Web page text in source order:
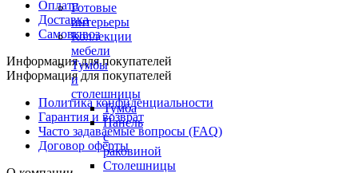
Готовые
интерьеры
Коллекции
мебели
Тумбы
и
столешницы
Тумба
Панель
с
раковиной
Столешницы
Оплата
Доставка
Самовывоз
Информация для покупателей
Информация для покупателей
Политика конфиденциальности
Гарантия и возврат
Часто задаваемые вопросы (FAQ)
Договор оферты